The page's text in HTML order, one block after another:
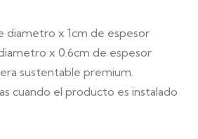
diametro x 1cm de espesor
x 0.6cm de espesor
sustentable premium.
cuando el producto es instalado